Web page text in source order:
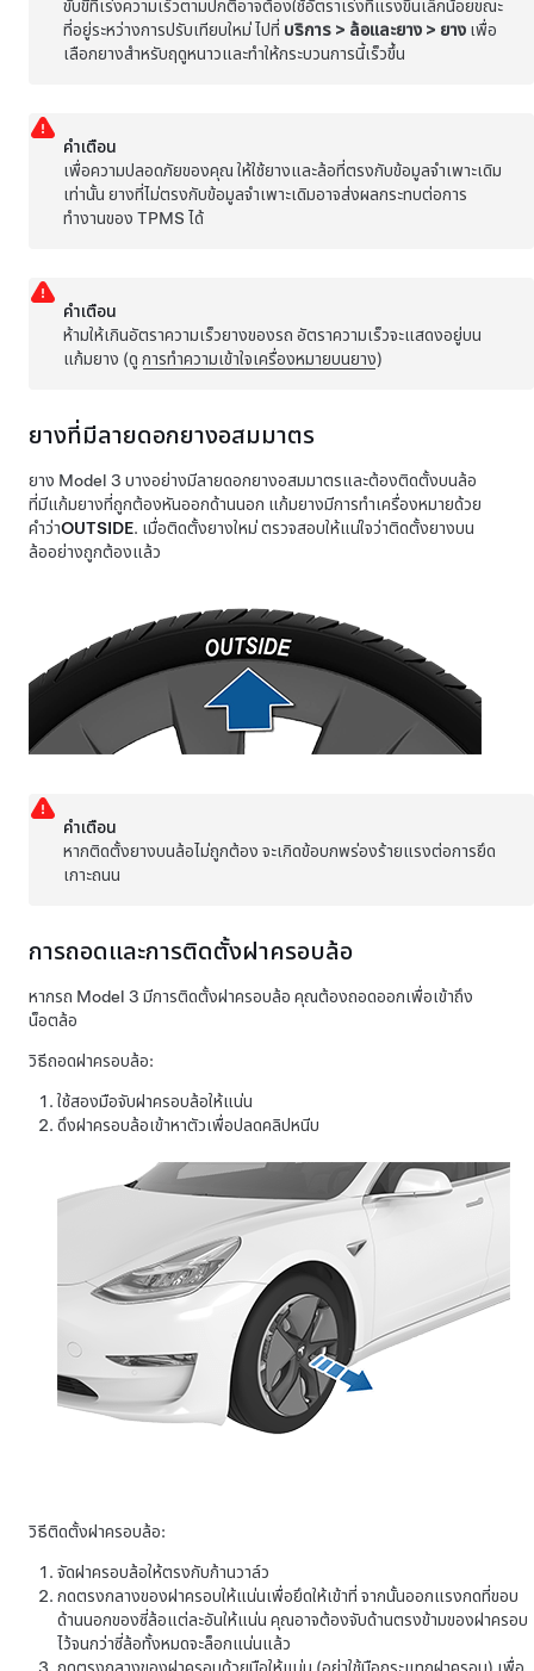
ขับขี่ที่เร่งความเร็วตามปกติอาจต้องใช้อัตราเร่งที่แรงขึ้นเล็กน้อยขณะ
ที่อยู่ระหว่างการปรับเทียบใหม่ ไปที่ บริการ > ล้อและยาง > ยาง เพื่อ
เลือกยางสำหรับฤดูหนาวและทำให้กระบวนการนี้เร็วขึ้น
คำเตือน
เพื่อความปลอดภัยของคุณ ให้ใช้ยางและล้อที่ตรงกับข้อมูลจำเพาะเดิม
เท่านั้น ยางที่ไม่ตรงกับข้อมูลจำเพาะเดิมอาจส่งผลกระทบต่อการ
ทำงานของ TPMS ได้
คำเตือน
ห้ามให้เกินอัตราความเร็วยางของรถ อัตราความเร็วจะแสดงอยู่บน
แก้มยาง (ดูการทำความเข้าใจเครื่องหมายบนยาง)
ยางที่มีลายดอกยางอสมมาตร
ยาง Model 3 บางอย่างมีลายดอกยางอสมมาตรและต้องติดตั้งบนล้อ
ที่มีแก้มยางที่ถูกต้องหันออกด้านนอก แก้มยางมีการทำเครื่องหมายด้วย
คำว่าOUTSIDE. เมื่อติดตั้งยางใหม่ ตรวจสอบให้แน่ใจว่าติดตั้งยางบน
ล้ออย่างถูกต้องแล้ว
คำเตือน
หากติดตั้งยางบนล้อไม่ถูกต้อง จะเกิดข้อบกพร่องร้ายแรงต่อการยึด
เกาะถนน
การถอดและการติดตั้งฝาครอบล้อ
หากรถ Model 3 มีการติดตั้งฝาครอบล้อ คุณต้องถอดออกเพื่อเข้าถึง
น็อตล้อ
วิธีถอดฝาครอบล้อ:
ใช้สองมือจับฝาครอบล้อให้แน่น
ดึงฝาครอบล้อเข้าหาตัวเพื่อปลดคลิปหนีบ
วิธีติดตั้งฝาครอบล้อ:
จัดฝาครอบล้อให้ตรงกับก้านวาล์ว
กดตรงกลางของฝาครอบให้แน่นเพื่อยึดให้เข้าที่ จากนั้นออกแรงกดที่ขอบ
ด้านนอกของซี่ล้อแต่ละอันให้แน่น คุณอาจต้องจับด้านตรงข้ามของฝาครอบ
ไว้จนกว่าซี่ล้อทั้งหมดจะล็อกแน่นแล้ว